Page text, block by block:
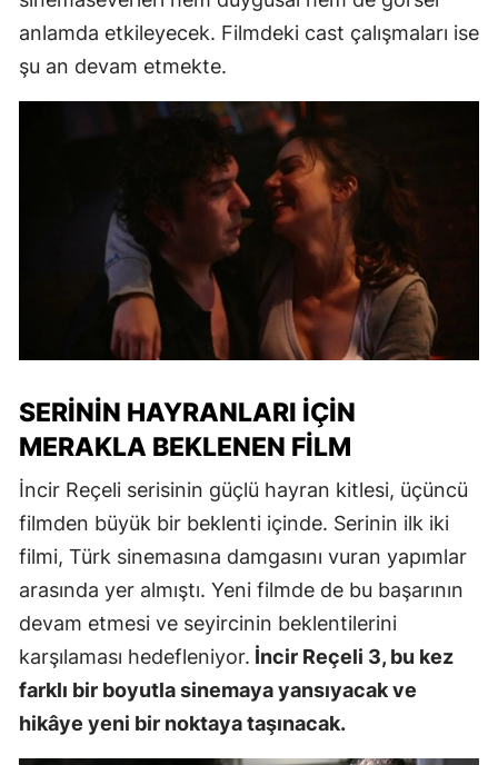
anlamda etkileyecek. Filmdeki cast çalışmaları ise
şu an devam etmekte.
SERININ HAYRANLARI İÇIN
MERAKLA BEKLENEN FILM
İncir Reçeli serisinin güçlü hayran kitlesi, üçüncü
filmden büyük bir beklenti içinde. Serinin ilk iki
filmi, Türk sinemasına damgasını vuran yapımlar
arasında yer almıştı. Yeni filmde de bu başarının
devam etmesi ve seyircinin beklentilerini
karşılaması hedefleniyor. İncir Reçeli 3, bu kez
farklı bir boyutla sinemaya yansıyacak ve
hikâye yeni bir noktaya taşınacak.